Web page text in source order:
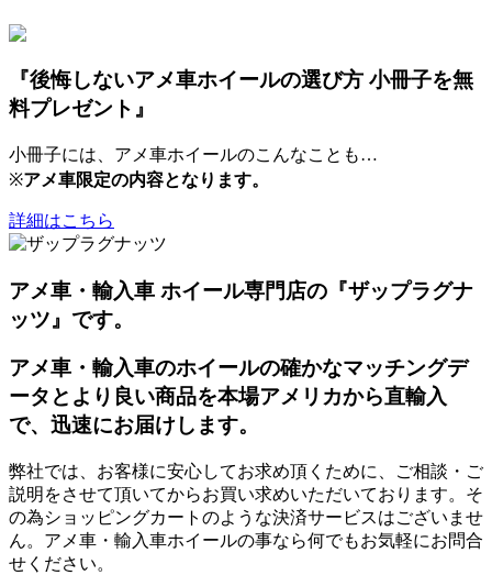
『後悔しないアメ車ホイールの選び方 小冊子を無
料プレゼント』
小冊子には、アメ車ホイールのこんなことも…
※アメ車限定の内容となります。
詳細はこちら
アメ車・輸入車 ホイール専門店の『ザップラグナ
ッツ』です。
アメ車・輸入車のホイールの確かなマッチングデ
ータとより良い商品を本場アメリカから直輸入
で、迅速にお届けします。
弊社では、お客様に安心してお求め頂くために、ご相談・ご
説明をさせて頂いてからお買い求めいただいております。そ
の為ショッピングカートのような決済サービスはございませ
ん。アメ車・輸入車ホイールの事なら何でもお気軽にお問合
せください。